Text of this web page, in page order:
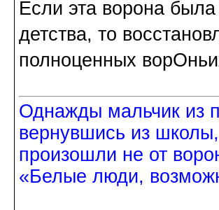
Если эта ворона
детства, то
полноценных
Однажды мальчик из
вернувшись из
произошли не от
«Белые люди,